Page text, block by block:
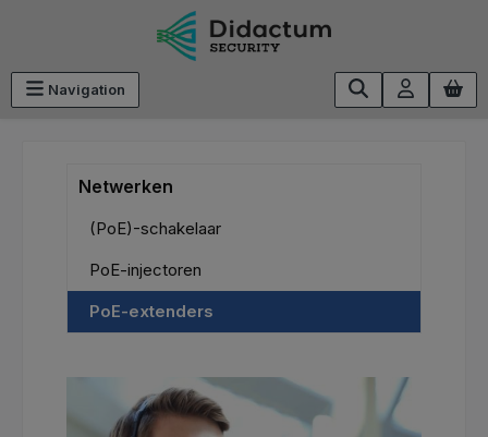
Navigation
Netwerken
(PoE)-schakelaar
PoE-injectoren
PoE-extenders